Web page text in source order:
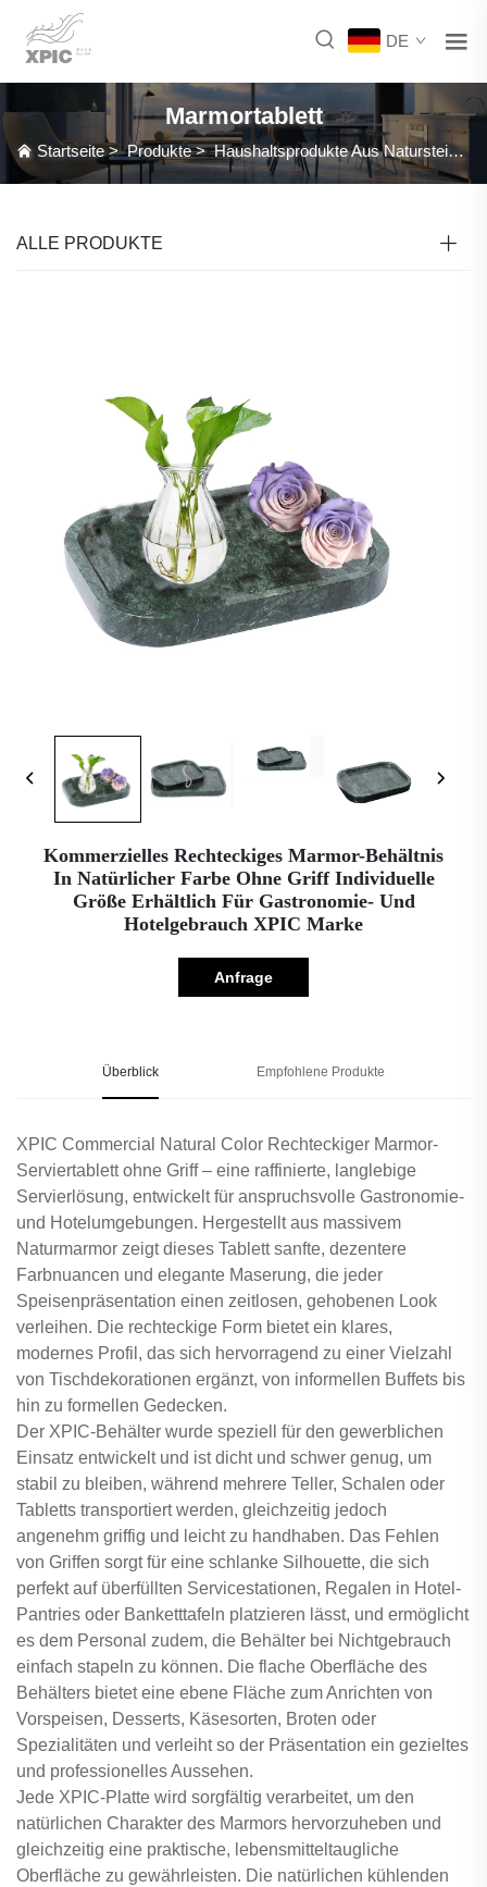
DE
Marmortablett
Startseite>Produkte>Haushaltsprodukte Aus Naturstein >
ALLE PRODUKTE
Kommerzielles Rechteckiges Marmor-Behältnis
In Natürlicher Farbe Ohne Griff Individuelle
Größe Erhältlich Für Gastronomie- Und
Hotelgebrauch XPIC Marke
Anfrage
Überblick Empfohlene Produkte
XPIC Commercial Natural Color Rechteckiger Marmor-
Serviertablett ohne Griff – eine raffinierte, langlebige
Servierlösung, entwickelt für anspruchsvolle Gastronomie-
und Hotelumgebungen. Hergestellt aus massivem
Naturmarmor zeigt dieses Tablett sanfte, dezentere
Farbnuancen und elegante Maserung, die jeder
Speisenpräsentation einen zeitlosen, gehobenen Look
verleihen. Die rechteckige Form bietet ein klares,
modernes Profil, das sich hervorragend zu einer Vielzahl
von Tischdekorationen ergänzt, von informellen Buffets bis
hin zu formellen Gedecken.
Der XPIC-Behälter wurde speziell für den gewerblichen
Einsatz entwickelt und ist dicht und schwer genug, um
stabil zu bleiben, während mehrere Teller, Schalen oder
Tabletts transportiert werden, gleichzeitig jedoch
angenehm griffig und leicht zu handhaben. Das Fehlen
von Griffen sorgt für eine schlanke Silhouette, die sich
perfekt auf überfüllten Servicestationen, Regalen in Hotel-
Pantries oder Banketttafeln platzieren lässt, und ermöglicht
es dem Personal zudem, die Behälter bei Nichtgebrauch
einfach stapeln zu können. Die flache Oberfläche des
Behälters bietet eine ebene Fläche zum Anrichten von
Vorspeisen, Desserts, Käsesorten, Broten oder
Spezialitäten und verleiht so der Präsentation ein gezieltes
und professionelles Aussehen.
Jede XPIC-Platte wird sorgfältig verarbeitet, um den
natürlichen Charakter des Marmors hervorzuheben und
gleichzeitig eine praktische, lebensmitteltaugliche
Oberfläche zu gewährleisten. Die natürlichen kühlenden